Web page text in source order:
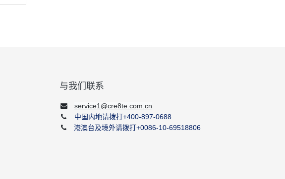
与我们联系
service1@cre8te.com.cn
中国内地请拨打+400-897-0688
港澳台及境外请拨打+0086-10-69518806